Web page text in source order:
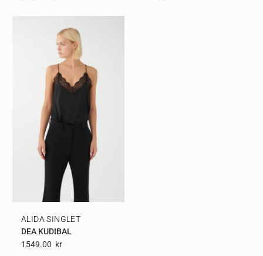
ALIDA SINGLET
DEA KUDIBAL
1549.00 Kr